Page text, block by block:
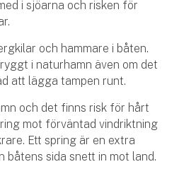
i sjöarna och risken för
och hammare i båten.
i naturhamn även om det
att lägga tampen runt.
och det finns risk för hårt
mot förväntad vindriktning
Ett spring är en extra
båtens sida snett in mot land.